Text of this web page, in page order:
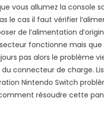
vous allumez la console
le cas il faut vérifier
de l’alimentation
fonctionne mais que
pas alors le problème
connecteur de charge.
Nintendo Switch
résoudre cette